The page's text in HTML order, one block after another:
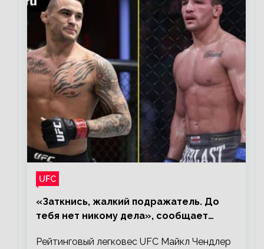
UFC
«Заткнись, жалкий подражатель. До
тебя нет никому дела», сообщает
Рейтинговый легковес UFC Майкл Чендлер